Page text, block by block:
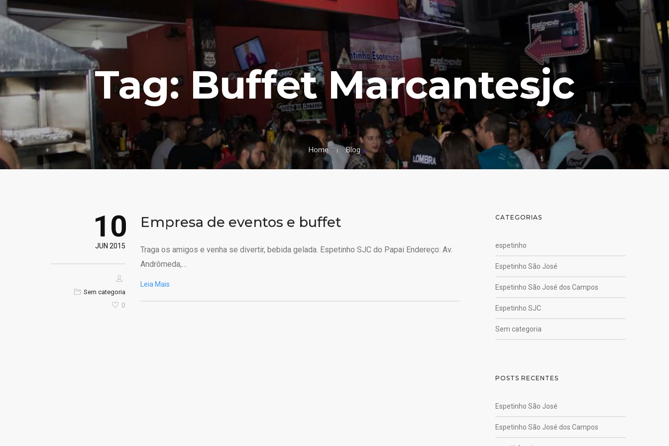
Tag: Buffet Marcantesjc
Home Blog
10
JUN 2015
Sem categoria
0
Empresa de eventos e buffet
Traga os amigos e venha se divertir, bebida gelada. Espetinho SJC do Papai Endereço: Av.
Andrômeda,…
Leia Mais
CATEGORIAS
espetinho
Espetinho São José
Espetinho São José dos Campos
Espetinho SJC
Sem categoria
POSTS RECENTES
Espetinho São José
Espetinho São José dos Campos